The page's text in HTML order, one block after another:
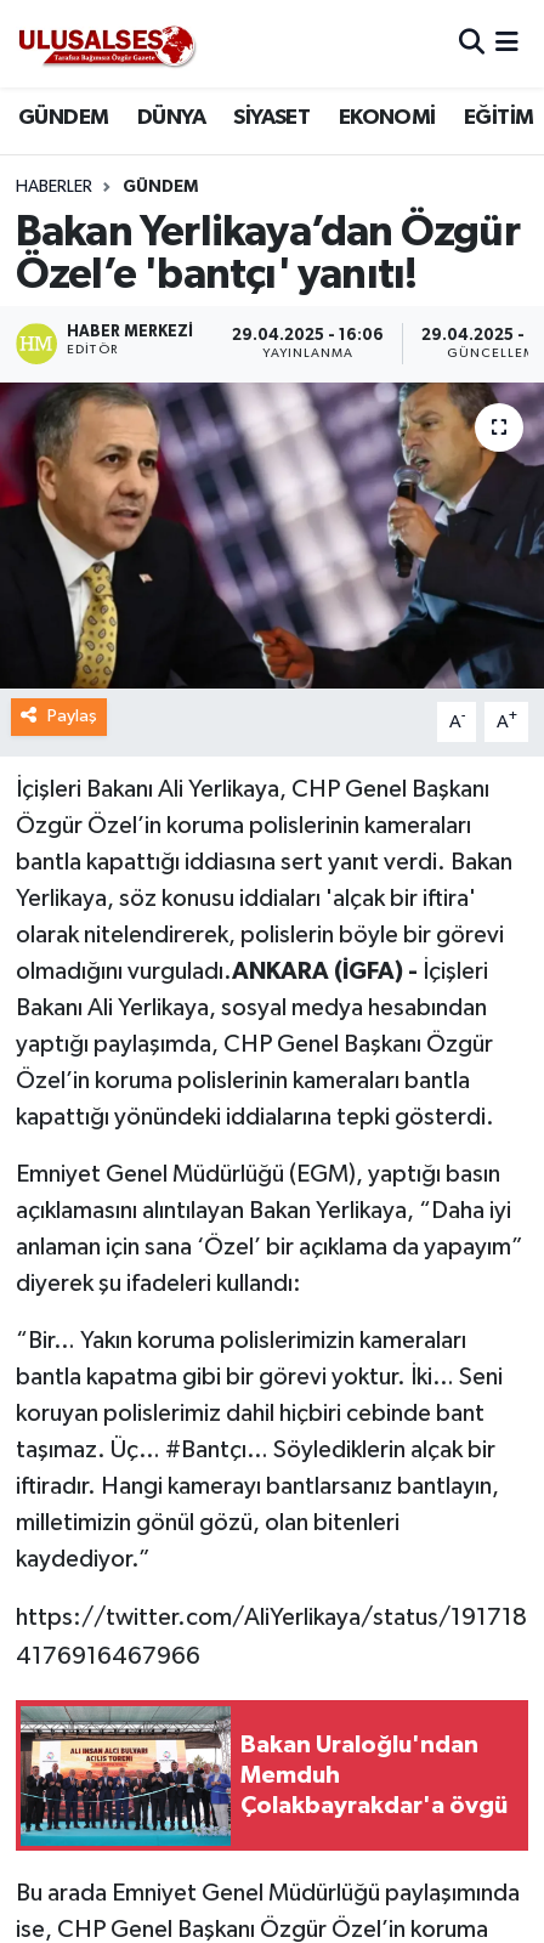
GÜNDEM DÜNYA SİYASET EKONOMİ EĞİTİM
HABERLER GÜNDEM
Bakan Yerlikaya’dan Özgür
Özel’e 'bantçı' yanıtı!
HABER MERKEZI
EDITÖR
29.04.2025 - 16:06
YAYINLANMA
29.04.2025 -
GÜNCELLEME
Paylaş A- A+
İçişleri Bakanı Ali Yerlikaya, CHP Genel Başkanı
Özgür Özel’in koruma polislerinin kameraları
bantla kapattığı iddiasına sert yanıt verdi. Bakan
Yerlikaya, söz konusu iddiaları 'alçak bir iftira'
olarak nitelendirerek, polislerin böyle bir görevi
olmadığını vurguladı.ANKARA (İGFA) - İçişleri
Bakanı Ali Yerlikaya, sosyal medya hesabından
yaptığı paylaşımda, CHP Genel Başkanı Özgür
Özel’in koruma polislerinin kameraları bantla
kapattığı yönündeki iddialarına tepki gösterdi.
Emniyet Genel Müdürlüğü (EGM), yaptığı basın
açıklamasını alıntılayan Bakan Yerlikaya, “Daha iyi
anlaman için sana ‘Özel’ bir açıklama da yapayım”
diyerek şu ifadeleri kullandı:
“Bir… Yakın koruma polislerimizin kameraları
bantla kapatma gibi bir görevi yoktur. İki… Seni
koruyan polislerimiz dahil hiçbiri cebinde bant
taşımaz. Üç… #Bantçı… Söylediklerin alçak bir
iftiradır. Hangi kamerayı bantlarsanız bantlayın,
milletimizin gönül gözü, olan bitenleri
kaydediyor.”
https://twitter.com/AliYerlikaya/status/191718
4176916467966
Bakan Uraloğlu'ndan
Memduh
Çolakbayrakdar'a övgü
Bu arada Emniyet Genel Müdürlüğü paylaşımında
ise, CHP Genel Başkanı Özgür Özel’in koruma
DÜNYA
SİYASET
EKONOMİ
EĞİTİM
SAĞLIK
MAGAZİN
SPOR
Trafik Durumu
Süper Lig Puan Durumu ve Fikstür
Tüm Manşetler
Son Dakika Haberleri
Haber Arşivi